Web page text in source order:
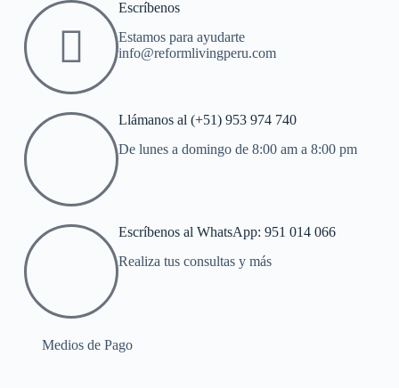
Escríbenos
Estamos para ayudarte
info@reformlivingperu.com
Llámanos al (+51) 953 974 740
De lunes a domingo de 8:00 am a 8:00 pm
Escríbenos al WhatsApp: 951 014 066
Realiza tus consultas y más
Medios de Pago